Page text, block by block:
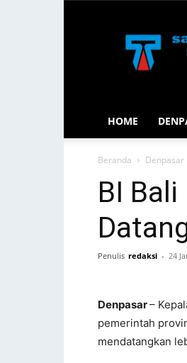
HOME
Beranda Denpasar
BI
Penulis redaksi - 24
Denpasar–
pemerintah
mendatangkan